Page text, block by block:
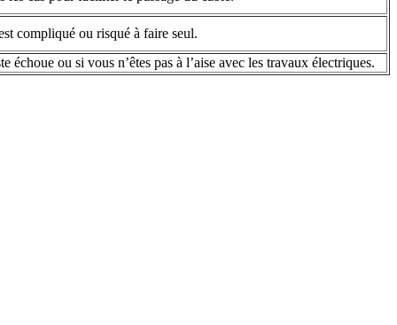
compliqué ou risqué à faire seul.
échoue ou si vous n’êtes pas à l’aise avec les travaux électriques.